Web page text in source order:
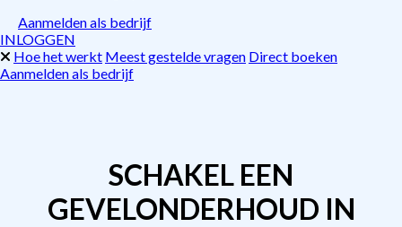
Aanmelden als bedrijf
INLOGGEN
Hoe het werkt Meest gestelde vragen Direct boeken
Aanmelden als bedrijf
SCHAKEL EEN
GEVELONDERHOUD IN